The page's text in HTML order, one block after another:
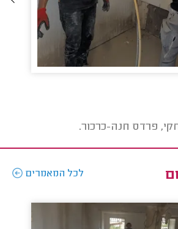
פרדס חנה-כרכור.
לכל המאמרים